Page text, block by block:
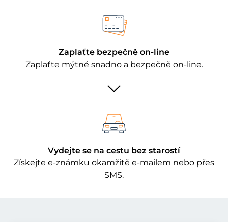
Zaplaťte bezpečně on-line
Zaplaťte mýtné snadno a bezpečně on-line.
Vydejte se na cestu bez starostí
Získejte e-známku okamžitě e-mailem nebo přes
SMS.